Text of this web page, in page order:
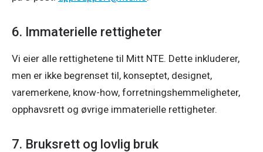
6. Immaterielle rettigheter
Vi eier alle rettighetene til Mitt NTE. Dette inkluderer,
men er ikke begrenset til, konseptet, designet,
varemerkene, know-how, forretningshemmeligheter,
opphavsrett og øvrige immaterielle rettigheter.
7. Bruksrett og lovlig bruk